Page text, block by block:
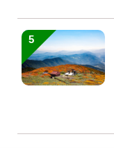
5